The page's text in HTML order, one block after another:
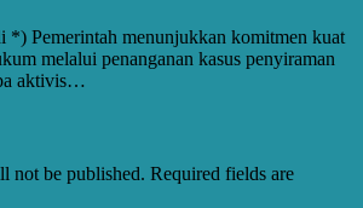
*) Pemerintah menunjukkan komitmen kuat
melalui penanganan kasus penyiraman
aktivis…
not be published. Required fields are